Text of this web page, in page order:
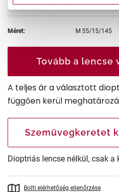
Ingyenes szállítás
Méret: M 55/15/145
Tovább a lencse
A teljes ár a választott
függően kerül
Szemüvegkeretet
Dioptriás lencse nélkül, csak a
Bolti elérhetőség ellenőrzése